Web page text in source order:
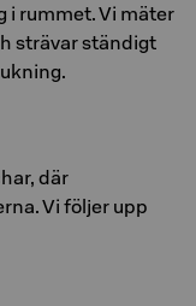
i rummet. Vi mäter
strävar ständigt
där
Vi följer upp